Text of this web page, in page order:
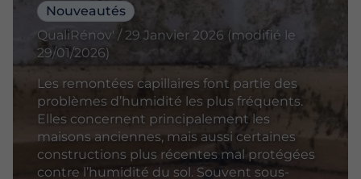
Nouveautés
QualiRénov' / 29 Janvier 2026 (modifié le
29/01/2026)
Les remontées capillaires font partie des
problèmes d’humidité les plus fréquents.
Elles concernent principalement les
maisons anciennes, mais aussi certaines
constructions plus récentes mal protégées
contre l’humidité du sol. Souvent sous-